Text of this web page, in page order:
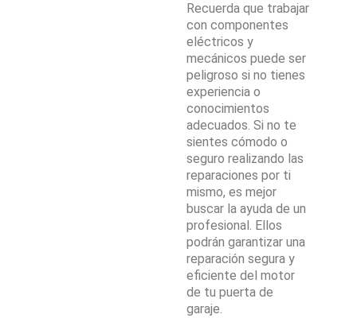
Recuerda que trabajar
con componentes
eléctricos y
mecánicos puede ser
peligroso si no tienes
experiencia o
conocimientos
adecuados. Si no te
sientes cómodo o
seguro realizando las
reparaciones por ti
mismo, es mejor
buscar la ayuda de un
profesional. Ellos
podrán garantizar una
reparación segura y
eficiente del motor
de tu puerta de
garaje.